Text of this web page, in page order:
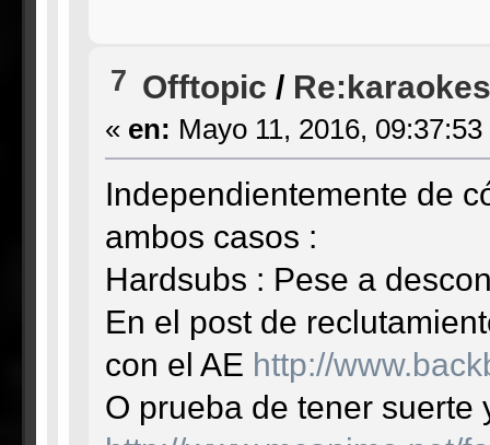
7 Offtopic / Re:karaokes
« en: Mayo 11, 2016,
Independientemente de
ambos casos :
Hardsubs : Pese a
En el post de
con el AE http://
O prueba de tener suerte